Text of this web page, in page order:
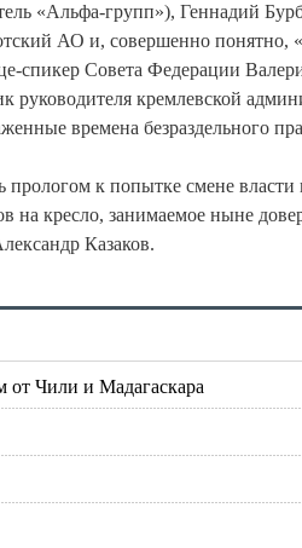
«Альфа-групп»), Геннадий
АО и, совершенно понятно,
спикер Совета Федерации
руководителя кремлевской
времена безраздельного
к попытке смене
на кресло, занимаемое ныне
Казаков.
Чили и Мадагаскара